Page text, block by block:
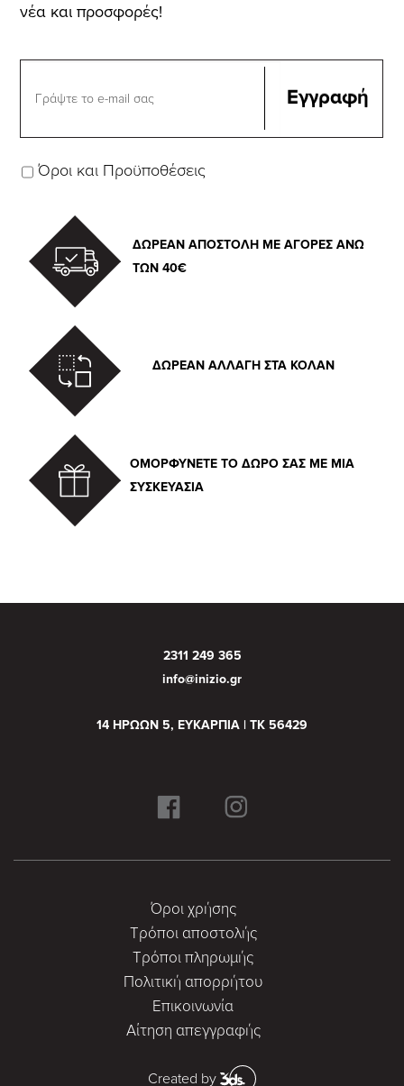
νέα και προσφορές!
Όροι και Προϋποθέσεις
ΔΩΡΕΑΝ ΑΠΟΣΤΟΛΗ ΜΕ ΑΓΟΡΕΣ ΑΝΩ
ΤΩΝ 40€
ΔΩΡΕΑΝ ΑΛΛΑΓΗ ΣΤΑ ΚΟΛΑΝ
ΟΜΟΡΦΥΝΕΤΕ ΤΟ ΔΩΡΟ ΣΑΣ ΜΕ ΜΙΑ
ΣΥΣΚΕΥΑΣΙΑ
2311 249 365
info@inizio.gr
14 ΗΡΩΩΝ 5, ΕΥΚΑΡΠΙΑ | ΤΚ 56429
Όροι χρήσης
Τρόποι αποστολής
Τρόποι πληρωμής
Πολιτική απορρήτου
Επικοινωνία
Αίτηση απεγγραφής
Created by